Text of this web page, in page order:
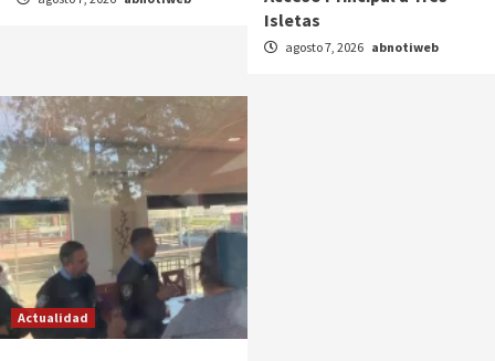
Isletas
agosto 7, 2026 abnotiweb
Actualidad